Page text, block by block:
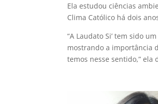
Ela estudou ciências
Clima Católico há dois
“A Laudato Si’ tem sido
mostrando a importância
temos nesse sentido,” ela